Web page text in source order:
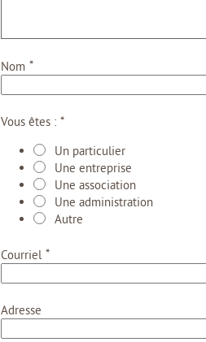
Nom *
Vous êtes : *
Un particulier
Une entreprise
Une association
Une administration
Autre
Courriel *
Adresse